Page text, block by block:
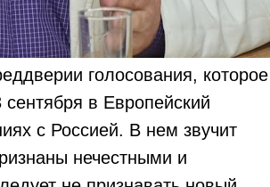
голосования, которое
сентября в Европейский
с Россией. В нем звучит
нечестными и